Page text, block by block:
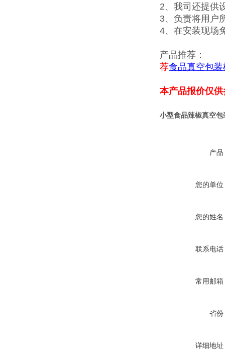
2、我司还提供
3、负责将用户
4、在安装现场
产品推荐：
荐食品真空包装
本产品报价仅
小型食品辣椒真空包
产品
您的单位
您的姓名
联系电话
常用邮箱
省份
详细地址